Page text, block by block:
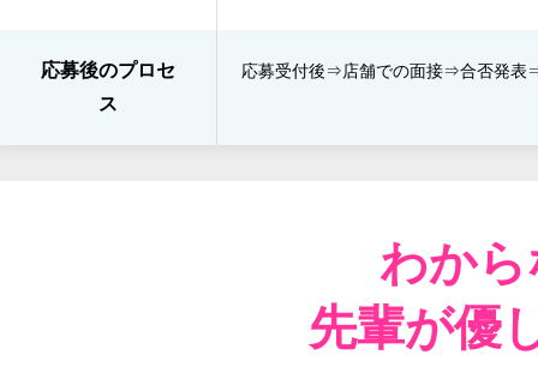
応募後のプロセ
ス
応募受付後⇒​店舗での面接⇒​合否発表​
わか
先輩が優